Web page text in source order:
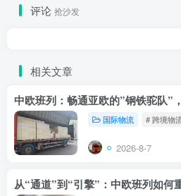
评论 抢沙发
相关文章
中欧班列：畅通亚欧的”钢铁驼队”
国际物流 # 跨境物
2026-8-7
从“通道”到“引擎”：中欧班列如何